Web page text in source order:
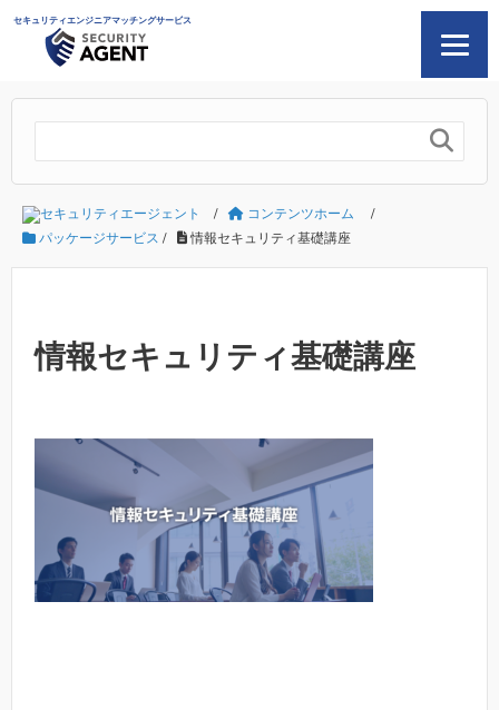
セキュリティエンジニアマッチングサービス

セキュリティエージェント / コンテンツホーム
/
パッケージサービス / 情報セキュリティ基礎講座
情報セキュリティ基礎講座